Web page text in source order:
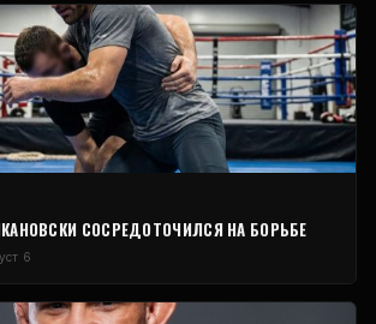
СОСРЕДОТОЧИЛСЯ НА БОРЬБЕ
6